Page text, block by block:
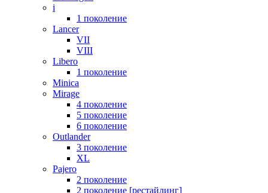
i
1 поколение
Lancer
VII
VIII
Libero
1 поколение
Minica
Mirage
4 поколение
5 поколение
6 поколение
Outlander
3 поколение
XL
Pajero
2 поколение
2 поколение [рестайлинг]